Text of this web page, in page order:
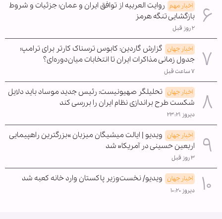
اخبار مهم روایت العربیه از توافق ایران و عمان؛ جزئیات و شروط
بازگشایی تنگه هرمز
۲ روز قبل
اخبار جهان گزارش گاردین: کابوس ترسناک کارتر برای ترامپ؛
جدول زمانی مذاکرات ایران تا انتخابات میان‌دوره‌ای؟
۷ ساعت قبل
اخبار جهان تحلیلگر صهیونیست: رئیس جدید موساد باید دلایل
شکست طرح براندازی نظام ایران را بررسی کند
دیروز ۲۳:۲۱
اخبار جهان ویدیو | ایالت میشیگان میزبان »بزرگترین راهپیمایی
اربعین حسینی در آمریکا« شد
۳ روز قبل
اخبار جهان ویدیو/ نخست‌وزیر پاکستان وارد خانه کعبه شد
دیروز ۱۰:۲۰